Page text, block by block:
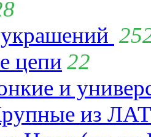
цепи 22
и
из